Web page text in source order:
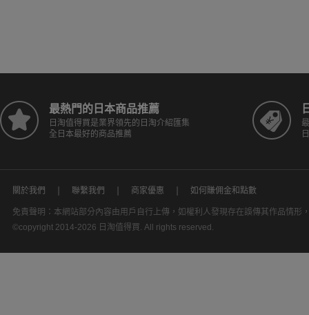
最熱門的日本商品推薦
日淘值得買是業界領先的日淘介紹匯集
全日本最好的商品推薦
關於我們 聯繫我們 商家優惠 如何賺佣金和點數
免責聲明：本網站部分內容由用戶自行上傳，如權利人發現存在誤傳其作品情形
©copyright 2014-2026 日淘值得買. All rights reserved.